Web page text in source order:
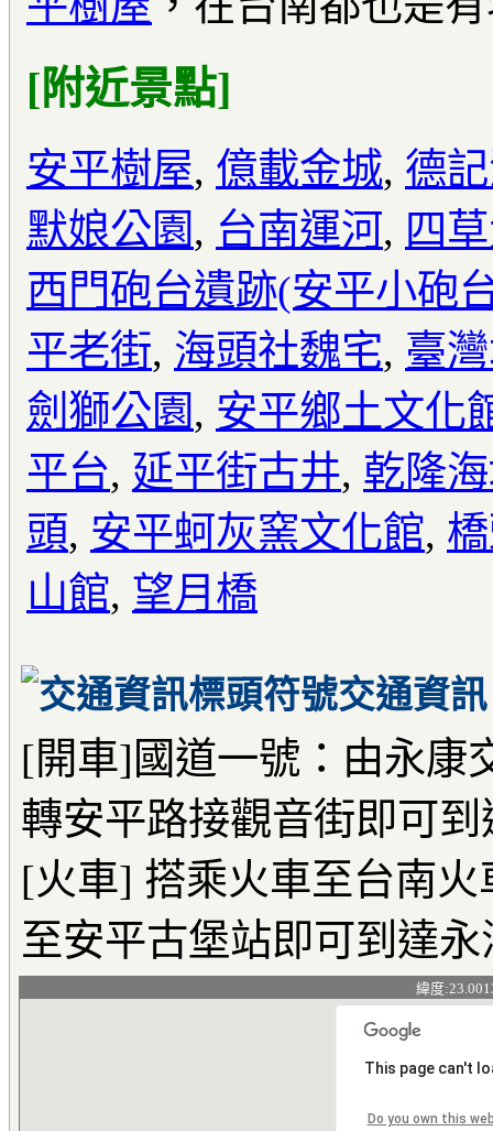
[附近景點]
安平樹屋, 億載金城, 德
默娘公園, 台南運河, 四
西門砲台遺跡(安平小砲
平老街, 海頭社魏宅, 臺
劍獅公園, 安平鄉土文化
平台, 延平街古井, 乾隆
頭, 安平蚵灰窯文化館,
山館, 望月橋
交通資訊
[開車]國道一號：由永康
轉安平路接觀音街即可
[火車] 搭乘火車至台南
至安平古堡站即可到達
緯度
This page can't
Do you own this